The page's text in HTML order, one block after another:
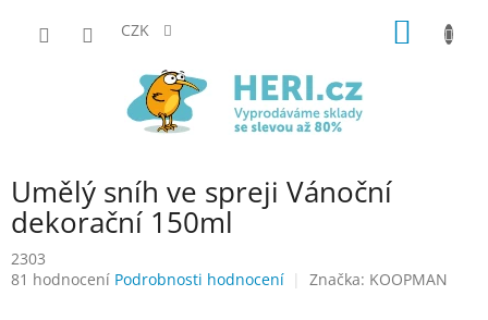
CZK
Umělý sníh ve spreji Vánoční
dekorační 150ml
2303
Průměrné
81 hodnocení Podrobnosti hodnocení Značka: KOOPMAN